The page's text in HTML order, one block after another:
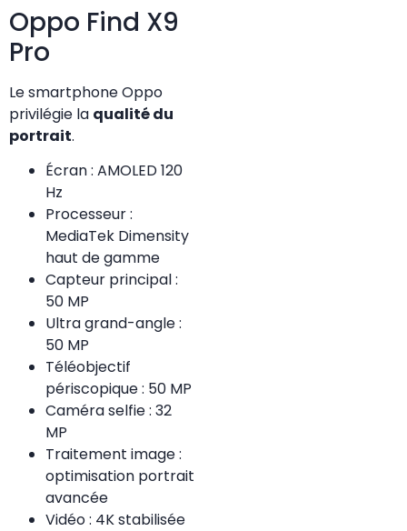
Oppo Find X9
Pro
Le smartphone Oppo
privilégie la qualité du
portrait.
Écran : AMOLED 120
Hz
Processeur :
MediaTek Dimensity
haut de gamme
Capteur principal :
50 MP
Ultra grand-angle :
50 MP
Téléobjectif
périscopique : 50 MP
Caméra selfie : 32
MP
Traitement image :
optimisation portrait
avancée
Vidéo : 4K stabilisée